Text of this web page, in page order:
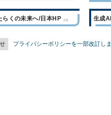
らくの未来へ/日本HP 生成
プライバシーポリシーを一部改訂し